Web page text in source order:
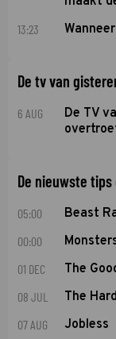
13:23
De tv van
6 AUG
De TV
De nieuwste
05:00 Beast
00:00
01 DEC The
08 JUL The
07 AUG Jobless